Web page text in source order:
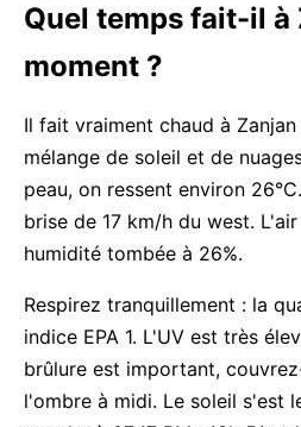
Quel temps fait-il à
moment ?
Il fait vraiment chaud à
mélange de soleil et de
peau, on ressent environ
brise de 17 km/h du west.
humidité tombée à 26%.
Respirez tranquillement : la
indice EPA 1. L'UV est très
brûlure est important,
l'ombre à midi. Le soleil s'est